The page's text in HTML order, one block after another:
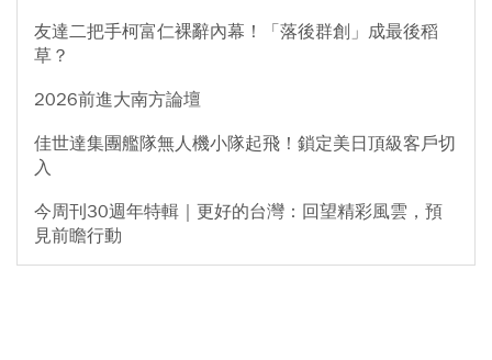
友達二把手柯富仁裸辭內幕！「落後群創」成最後稻
草？
2026前進大南方論壇
佳世達集團艦隊無人機小隊起飛！鎖定美日頂級客戶切
入
今周刊30週年特輯｜更好的台灣：回望精彩風雲，預
見前瞻行動